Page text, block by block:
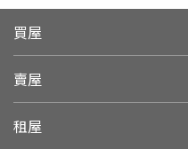
買屋
賣屋
租屋